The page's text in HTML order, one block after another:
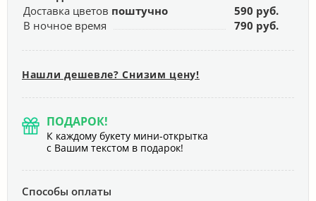
Доставка цветов поштучно
590 руб.
В ночное время
790 руб.
Нашли дешевле? Снизим цену!
ПОДАРОК!
К каждому букету мини-открытка
с Вашим текстом в подарок!
Способы оплаты